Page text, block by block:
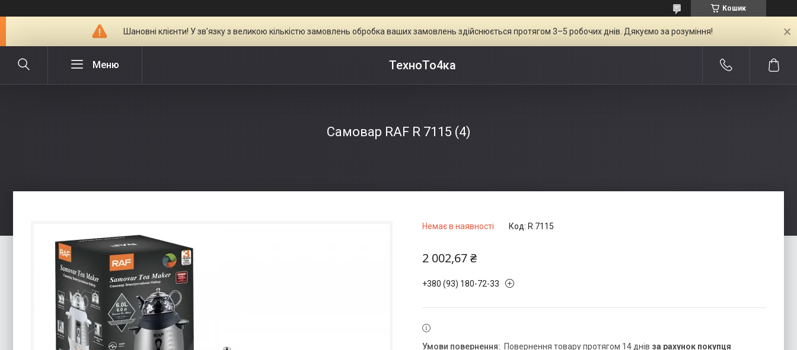
Кошик
Шановні клієнти! У зв’язку з великою кількістю замовлень обробка ваших замовлень здійснюється протягом 3–5 робочих днів. Дякуємо за розуміння!
ТехноТо4ка
Самовар RAF R 7115 (4)
Немає в наявності Код: R 7115
2 002,67 ₴
+380 (93) 180-72-33
повернення товару протягом 14 днів за рахунок покупця